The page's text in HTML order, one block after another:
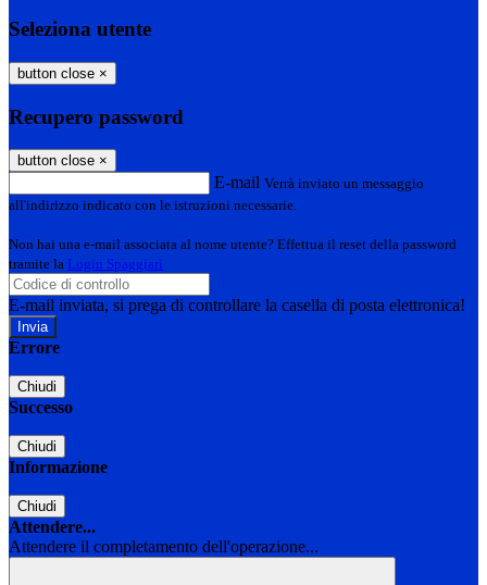
Seleziona utente
button close ×
Recupero password
button close ×
E-mail Verrà inviato un messaggio
all'indirizzo indicato con le istruzioni necessarie.
Non hai una e-mail associata al nome utente? Effettua il reset della password
tramite la Login Spaggiari
E-mail inviata, si prega di controllare la casella di posta elettronica!
Errore
Chiudi
Successo
Chiudi
Informazione
Chiudi
Attendere...
Attendere il completamento dell'operazione...